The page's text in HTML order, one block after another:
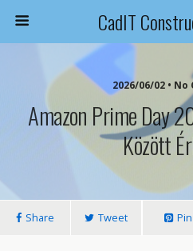
CadIT
2026/06/02 •
Amazon Prime Day
Között
Share Tweet Pin